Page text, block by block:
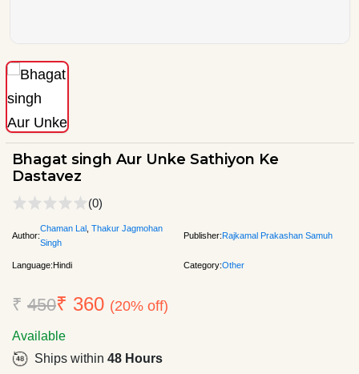
Bhagat singh Aur Unke Sathiyon Ke
Dastavez
(0)
Author:
Chaman Lal Thakur Jagmohan
Singh
Publisher:Rajkamal Prakashan Samuh
Language:Hindi Category:Other
₹ 450₹ 360 (20% off)
Available
Ships within 48 Hours